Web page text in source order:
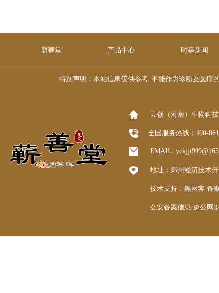
蕲善堂 产品中心 时事新闻
特别声明：本站信息仅供参考_不能作为诊断及医疗
云创（河南）生物科
全国服务热线：
EMAIL:
地址：郑州经济技术
技术支持： 黑网客 备
公安备案信息:豫公网